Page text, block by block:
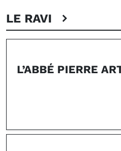
LE RAVI
L’ABBÉ PIERRE